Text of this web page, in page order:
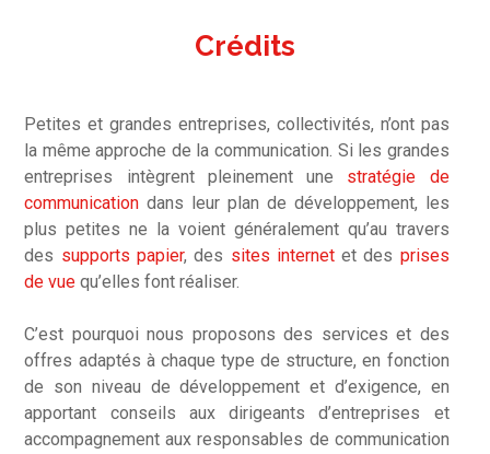
Crédits
Petites et grandes entreprises, collectivités, n’ont pas
la même approche de la communication. Si les grandes
entreprises intègrent pleinement une stratégie de
communication dans leur plan de développement, les
plus petites ne la voient généralement qu’au travers
des supports papier, des sites internetet des prises
de vue qu’elles font réaliser.
C’est pourquoi nous proposons des services et des
offres adaptés à chaque type de structure, en fonction
de son niveau de développement et d’exigence, en
apportant conseils aux dirigeants d’entreprises et
accompagnement aux responsables de communication